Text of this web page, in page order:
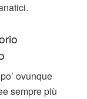
ovunque
sempre più